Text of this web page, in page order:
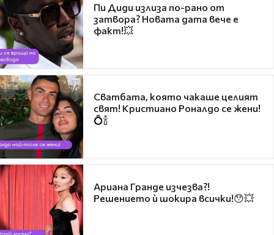
Пи Диди излиза по-рано от
затвора? Новата дата вече е
факт!💥
Сватбата, която чакаше целият
свят! Кристиано Роналдо се жени!
💍🍾
Ариана Гранде изчезва?!
Решението ѝ шокира всички!😯💥